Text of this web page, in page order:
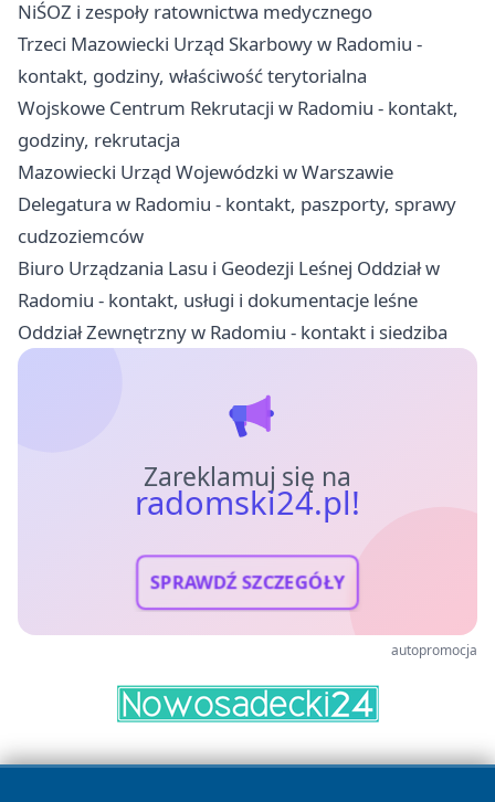
NiŚOZ i zespoły ratownictwa medycznego
Trzeci Mazowiecki Urząd Skarbowy w Radomiu -
kontakt, godziny, właściwość terytorialna
Wojskowe Centrum Rekrutacji w Radomiu - kontakt,
godziny, rekrutacja
Mazowiecki Urząd Wojewódzki w Warszawie
Delegatura w Radomiu - kontakt, paszporty, sprawy
cudzoziemców
Biuro Urządzania Lasu i Geodezji Leśnej Oddział w
Radomiu - kontakt, usługi i dokumentacje leśne
Oddział Zewnętrzny w Radomiu - kontakt i siedziba
Zareklamuj się na
radomski24.pl!
SPRAWDŹ SZCZEGÓŁY
autopromocja